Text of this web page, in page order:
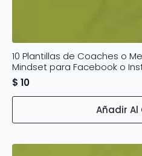
10 Plantillas de Coaches o
Mindset para Facebook o
$ 10
Añadir